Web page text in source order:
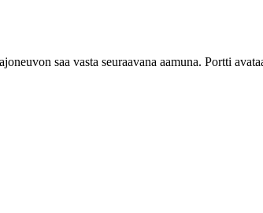
saa vasta seuraavana aamuna. Portti